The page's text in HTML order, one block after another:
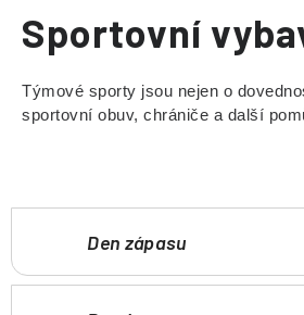
Sportovní
Týmové sporty jsou nejen o
sportovní obuv, chrániče a další
Den zápasu